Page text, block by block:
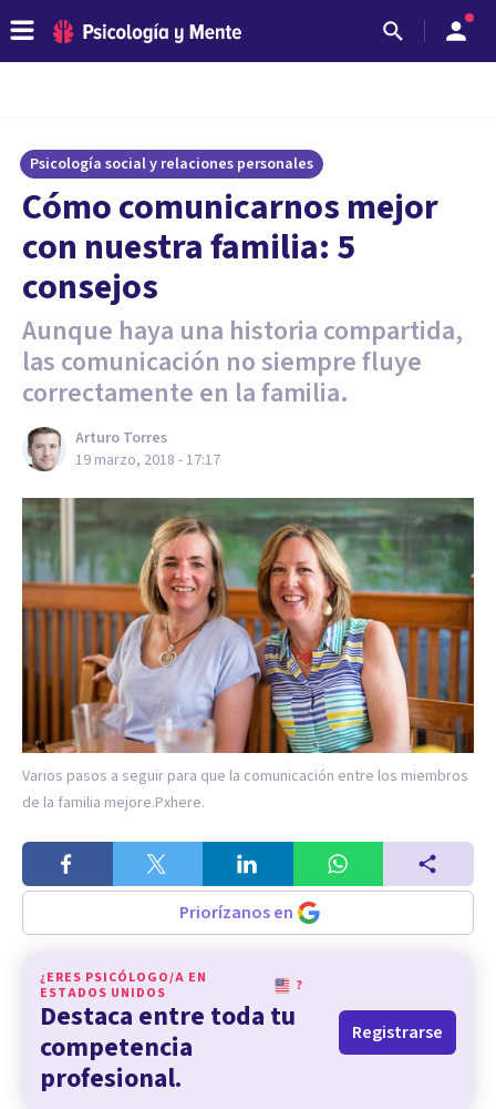
Psicología social y relaciones personales
Cómo comunicarnos mejor
con nuestra familia: 5
consejos
Aunque haya una historia compartida,
las comunicación no siempre fluye
correctamente en la familia.
Arturo Torres
19 marzo, 2018 - 17:17
Varios pasos a seguir para que la comunicación entre los miembros
de la familia mejore.Pxhere.
Priorízanos en
¿ERES PSICÓLOGO/A EN
ESTADOS UNIDOS
?
Destaca entre toda tu
competencia
profesional.
Registrarse